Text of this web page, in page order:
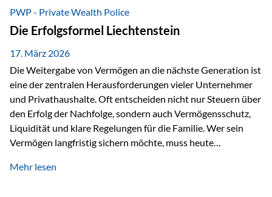
strukturierte, langfristige Vermögensübertragung, ohne die
Kontrolle vollständig aus der Hand zu geben. Die Lösung:
Abschmelzung mit Vetorecht Die Umsetzung erfolgt über die
Private Wealth Police…
PWP - Private Wealth Police
Die Erfolgsformel Liechtenstein
17. März 2026
Die Weitergabe von Vermögen an die nächste Generation ist
eine der zentralen Herausforderungen vieler Unternehmer
und Privathaushalte. Oft entscheiden nicht nur Steuern über
den Erfolg der Nachfolge, sondern auch Vermögensschutz,
Liquidität und klare Regelungen für die Familie. Wer sein
Vermögen langfristig sichern möchte, muss heute
„Erfolgsformel Liechtenstein“, herausgegeben und verfasst
Mehr lesen